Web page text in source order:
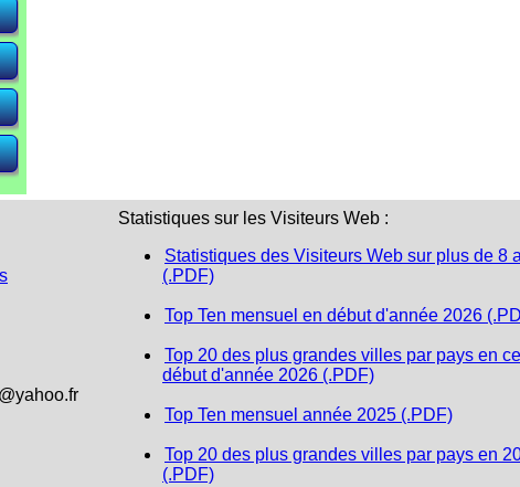
Statistiques sur les Visiteurs Web :
Statistiques des Visiteurs Web sur plus de 8
(.PDF)
Top Ten mensuel en début d'année 2026
Top 20 des plus grandes villes par pays en ce
début d'année 2026 (.PDF)
Top Ten mensuel année 2025 (.PDF)
Top 20 des plus grandes villes par pays en
(.PDF)